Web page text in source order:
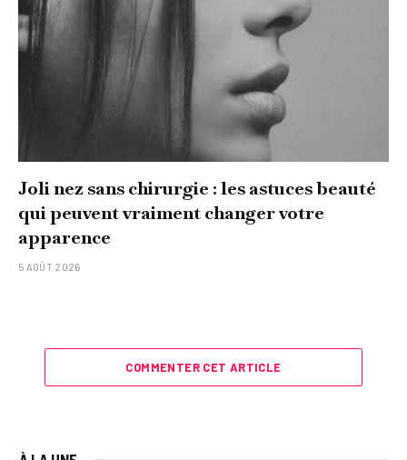
Joli nez sans chirurgie : les astuces beauté
qui peuvent vraiment changer votre
apparence
5 AOÛT 2026
COMMENTER CET ARTICLE